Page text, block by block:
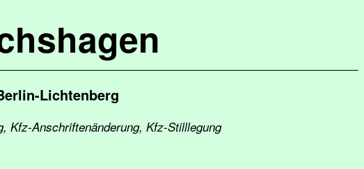
Lichtenberg
Kfz-Anschriftenänderung, Kfz-Stilllegung